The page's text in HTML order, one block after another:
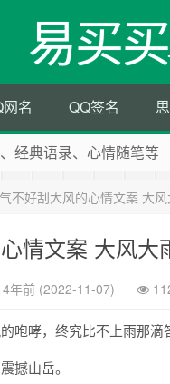
易买买
名 QQ签名
经典语录、心情随笔等
不好刮大风的心情文案 大
情文案 大风大
4年前 (2022-11-07)
咆哮，终究比不上雨那滴
撼山岳。